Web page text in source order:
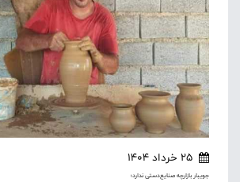
25 خرداد 1404
جویبار بازارچه صنایع‌دستی ندارد؛